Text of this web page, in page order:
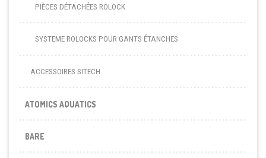
PIÈCES DÉTACHÉES ROLOCK
SYSTEME ROLOCKS POUR GANTS ÉTANCHES
ACCESSOIRES SITECH
ATOMICS AQUATICS
BARE